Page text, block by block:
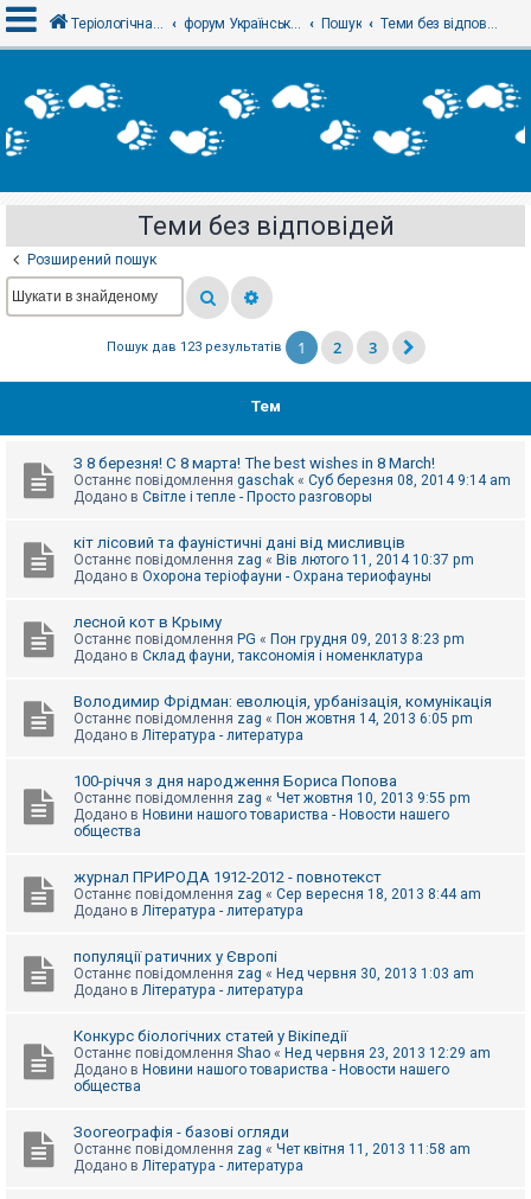
х
і
е
с
т
р
я
е
и
з
е
и
е
ш
к
Теріологічна школа форум Українського теріологічного товариства Пошук Теми без відповідей
Теми без відповідей
Розширений пошук
Пошук дав 123 результатів 1 2 3
Тем
З 8 березня! С 8 марта! The best wishes in 8 March!
Останнє повідомлення gaschak « Суб березня 08, 2014 9:14 am
Додано в Світле і тепле - Просто разговоры
кіт лісовий та фауністичні дані від мисливців
Останнє повідомлення zag « Вів лютого 11, 2014 10:37 pm
Додано в Охорона теріофауни - Охрана териофауны
лесной кот в Крыму
Останнє повідомлення PG « Пон грудня 09, 2013 8:23 pm
Додано в Склад фауни, таксономія і номенклатура
Володимир Фрідман: еволюція, урбанізація, комунікація
Останнє повідомлення zag « Пон жовтня 14, 2013 6:05 pm
Додано в Література - литература
100-річчя з дня народження Бориса Попова
Останнє повідомлення zag « Чет жовтня 10, 2013 9:55 pm
Додано в Новини нашого товариства - Новости нашего
общества
журнал ПРИРОДА 1912-2012 - повнотекст
Останнє повідомлення zag « Сер вересня 18, 2013 8:44 am
Додано в Література - литература
популяції ратичних у Європі
Останнє повідомлення zag « Нед червня 30, 2013 1:03 am
Додано в Література - литература
Конкурс біологічних статей у Вікіпедії
Останнє повідомлення Shao « Нед червня 23, 2013 12:29 am
Додано в Новини нашого товариства - Новости нашего
общества
Зоогеографія - базові огляди
Останнє повідомлення zag « Чет квітня 11, 2013 11:58 am
Додано в Література - литература